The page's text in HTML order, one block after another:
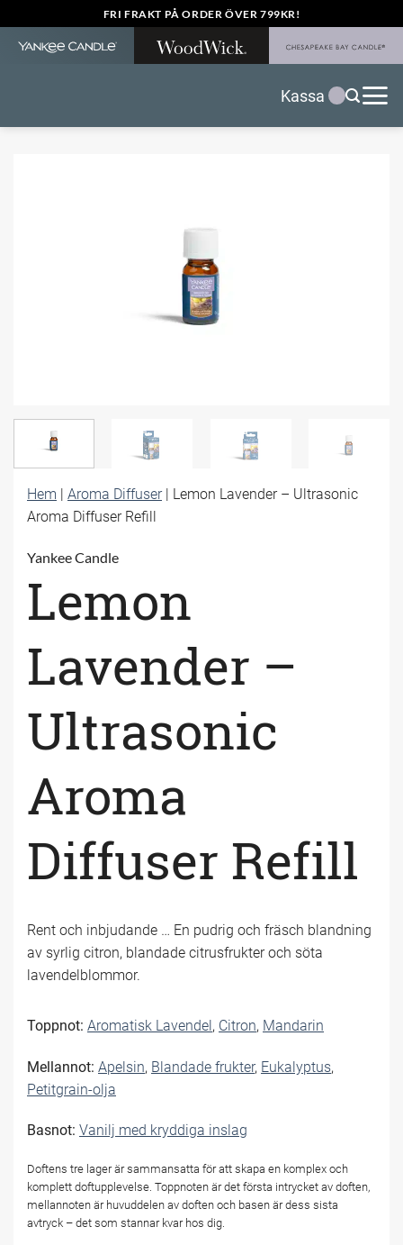
to
content
FRI FRAKT PÅ ORDER ÖVER 799KR!
Kassa
Hem | Aroma Diffuser| Lemon Lavender – Ultrasonic
Aroma Diffuser Refill
Yankee Candle
Lemon
Lavender –
Ultrasonic
Aroma
Diffuser Refill
Rent och inbjudande … En pudrig och fräsch blandning
av syrlig citron, blandade citrusfrukter och söta
lavendelblommor.
Toppnot: Aromatisk Lavendel, Citron, Mandarin
Mellannot: Apelsin, Blandade frukter, Eukalyptus,
Petitgrain-olja
Basnot: Vanilj med kryddiga inslag
Doftens tre lager är sammansatta för att skapa en komplex och
komplett doftupplevelse. Toppnoten är det första intrycket av doften,
mellannoten är huvuddelen av doften och basen är dess sista
avtryck – det som stannar kvar hos dig.